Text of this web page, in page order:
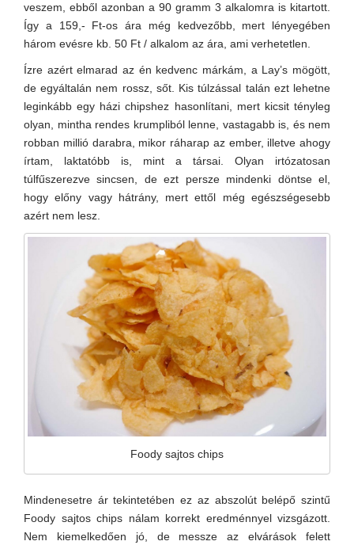
veszem, ebből azonban a 90 gramm 3 alkalomra is kitartott.
Így a 159,- Ft-os ára még kedvezőbb, mert lényegében
három evésre kb. 50 Ft / alkalom az ára, ami verhetetlen.
Ízre azért elmarad az én kedvenc márkám, a Lay’s mögött,
de egyáltalán nem rossz, sőt. Kis túlzással talán ezt lehetne
leginkább egy házi chipshez hasonlítani, mert kicsit tényleg
olyan, mintha rendes krumpliból lenne, vastagabb is, és nem
robban millió darabra, mikor ráharap az ember, illetve ahogy
írtam, laktatóbb is, mint a társai. Olyan irtózatosan
túlfűszerezve sincsen, de ezt persze mindenki döntse el,
hogy előny vagy hátrány, mert ettől még egészségesebb
azért nem lesz.
Foody sajtos chips
Mindenesetre ár tekintetében ez az abszolút belépő szintű
Foody sajtos chips nálam korrekt eredménnyel vizsgázott.
Nem kiemelkedően jó, de messze az elvárások felett